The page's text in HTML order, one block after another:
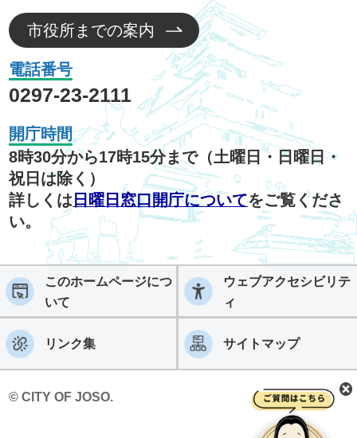
市役所までの案内
電話番号
0297-23-2111
開庁時間
8時30分から17時15分まで（土曜日・日曜日・
祝日は除く）
詳しくは 日曜日窓口開庁についてをご覧くださ
い。
このホームページにつ
いて
ウェブアクセシビリテ
ィ
リンク集 サイトマップ
© CITY OF JOSO.